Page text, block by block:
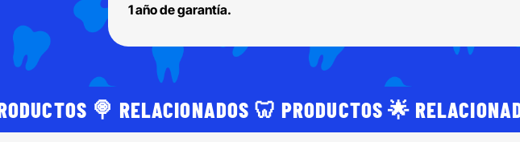
1 año de garantía.
🍭 RELACIONADOS 🦷 PRODUCTOS 🌟